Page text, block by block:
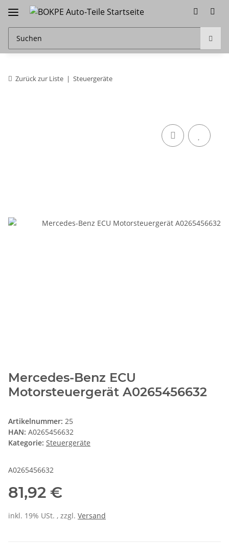
Zurück zur Liste Steuergeräte
Mercedes-Benz ECU
Motorsteuergerät A0265456632
Artikelnummer: 25
HAN: A0265456632
Kategorie: Steuergeräte
A0265456632
81,92 €
inkl. 19% USt. , zzgl. Versand